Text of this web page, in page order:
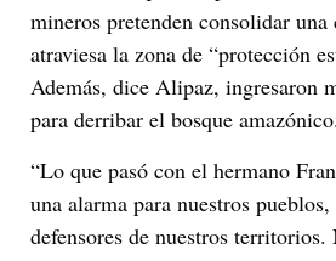
mineros pretenden consolidar una
atraviesa la zona de “protección
Además, dice Alipaz, ingresaron
para derribar el bosque amazónico.
“Lo que pasó con el hermano
una alarma para nuestros
defensores de nuestros